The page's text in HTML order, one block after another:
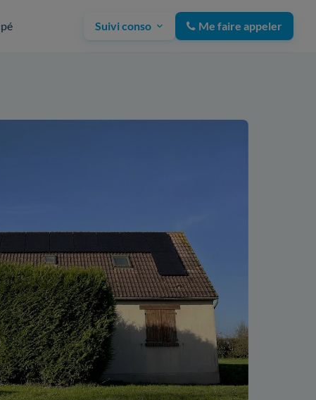
Suivi conso Me faire appeler